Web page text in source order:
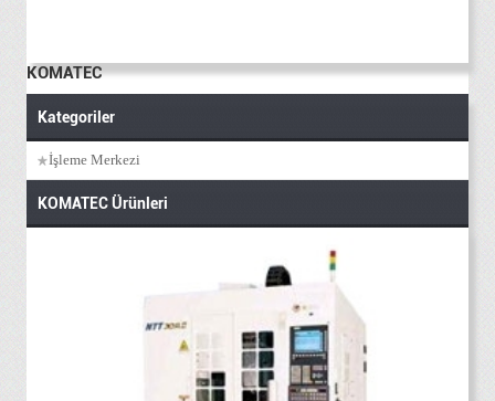
KOMATEC
Kategoriler
İşleme Merkezi
KOMATEC Ürünleri